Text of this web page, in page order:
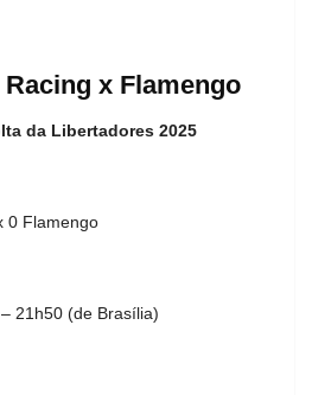
x Flamengo
da Libertadores 2025
0 Flamengo
21h50 (de Brasília)